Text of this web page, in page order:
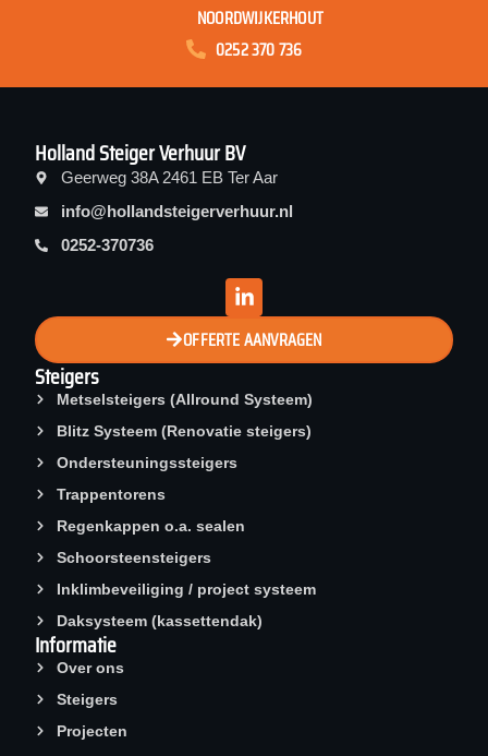
NOORDWIJKERHOUT
0252 370 736
Holland Steiger Verhuur BV
Geerweg 38A 2461 EB Ter Aar
info@hollandsteigerverhuur.nl
0252-370736
Steigers
Metselsteigers (Allround Systeem)
Blitz Systeem (Renovatie steigers)
Ondersteuningssteigers
Trappentorens
Regenkappen o.a. sealen
Schoorsteen­steigers
Inklimbeveiliging / project systeem
Daksysteem (kassettendak)
Informatie
Over ons
Steigers
Projecten
OFFERTE AANVRAGEN